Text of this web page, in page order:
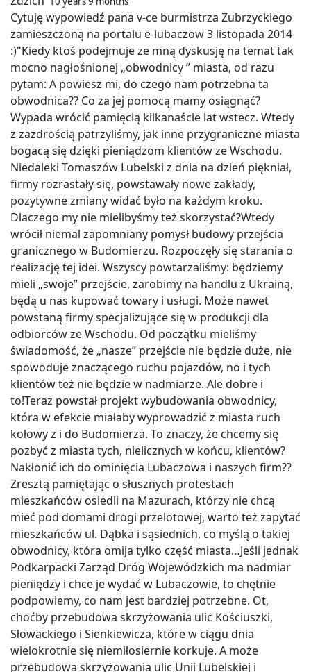
Cytuję wypowiedź pana v-ce burmistrza Zubrzyckiego
zamieszczoną na portalu e-lubaczow 3 listopada 2014
:)"Kiedy ktoś podejmuje ze mną dyskusję na temat tak
mocno nagłośnionej „obwodnicy ” miasta, od razu
pytam: A powiesz mi, do czego nam potrzebna ta
obwodnica?? Co za jej pomocą mamy osiągnąć?
Wypada wrócić pamięcią kilkanaście lat wstecz. Wtedy
z zazdrością patrzyliśmy, jak inne przygraniczne miasta
bogacą się dzięki pieniądzom klientów ze Wschodu.
Niedaleki Tomaszów Lubelski z dnia na dzień piękniał,
firmy rozrastały się, powstawały nowe zakłady,
pozytywne zmiany widać było na każdym kroku.
Dlaczego my nie mielibyśmy też skorzystać?Wtedy
wrócił niemal zapomniany pomysł budowy przejścia
granicznego w Budomierzu. Rozpoczęły się starania o
realizację tej idei. Wszyscy powtarzaliśmy: będziemy
mieli „swoje” przejście, zarobimy na handlu z Ukrainą,
będą u nas kupować towary i usługi. Może nawet
powstaną firmy specjalizujące się w produkcji dla
odbiorców ze Wschodu. Od początku mieliśmy
świadomość, że „nasze” przejście nie będzie duże, nie
spowoduje znaczącego ruchu pojazdów, no i tych
klientów też nie będzie w nadmiarze. Ale dobre i
to!Teraz powstał projekt wybudowania obwodnicy,
która w efekcie miałaby wyprowadzić z miasta ruch
kołowy z i do Budomierza. To znaczy, że chcemy się
pozbyć z miasta tych, nielicznych w końcu, klientów?
Nakłonić ich do ominięcia Lubaczowa i naszych firm??
Zresztą pamiętając o słusznych protestach
mieszkańców osiedli na Mazurach, którzy nie chcą
mieć pod domami drogi przelotowej, warto też zapytać
mieszkańców ul. Dąbka i sąsiednich, co myślą o takiej
obwodnicy, która omija tylko część miasta…Jeśli jednak
Podkarpacki Zarząd Dróg Wojewódzkich ma nadmiar
pieniędzy i chce je wydać w Lubaczowie, to chętnie
podpowiemy, co nam jest bardziej potrzebne. Ot,
choćby przebudowa skrzyżowania ulic Kościuszki,
Słowackiego i Sienkiewicza, które w ciągu dnia
wielokrotnie się niemiłosiernie korkuje. A może
przebudowa skrzyżowania ulic Unii Lubelskiej i